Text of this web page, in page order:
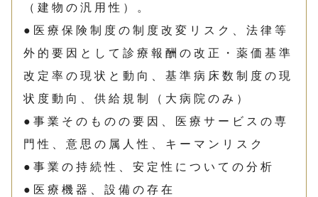
（建物の汎用性）。
●医療保険制度の制度改変リスク、法律等
外的要因として診療報酬の改正・薬価基準
改定率の現状と動向、基準病床数制度の現
状度動向、供給規制（大病院のみ）
●事業そのものの要因、医療サービスの専
門性、意思の属人性、キーマンリスク
●事業の持続性、安定性についての分析
●医療機器、設備の存在